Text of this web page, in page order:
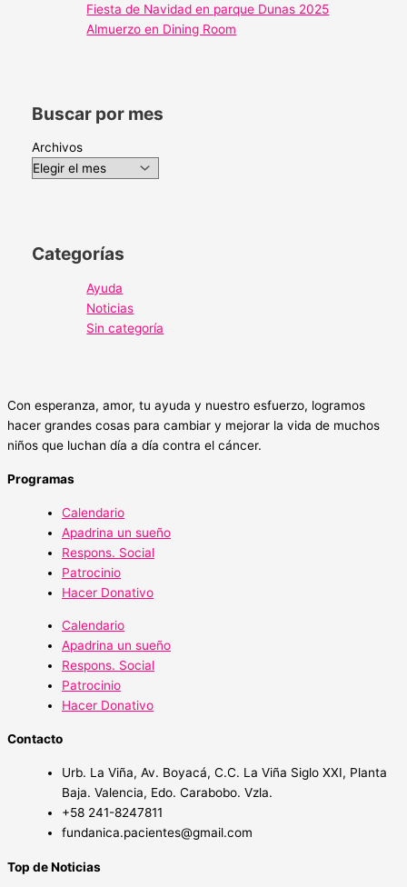
Fiesta de Navidad en parque Dunas 2025
Almuerzo en Dining Room
Buscar por mes
Archivos
Categorías
Ayuda
Noticias
Sin categoría
Con esperanza, amor, tu ayuda y nuestro esfuerzo, logramos
hacer grandes cosas para cambiar y mejorar la vida de muchos
niños que luchan día a día contra el cáncer.
Programas
Calendario
Apadrina un sueño
Respons. Social
Patrocinio
Hacer Donativo
Calendario
Apadrina un sueño
Respons. Social
Patrocinio
Hacer Donativo
Contacto
Urb. La Viña, Av. Boyacá, C.C. La Viña Siglo XXI, Planta
Baja. Valencia, Edo. Carabobo. Vzla.
+58 241-8247811
fundanica.pacientes@gmail.com
Top de Noticias